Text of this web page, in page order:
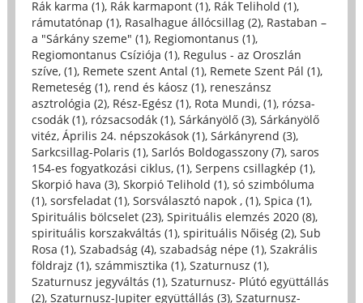
Rák karma (1), Rák karmapont (1), Rák Telihold (1),
rámutatónap (1), Rasalhague állócsillag (2), Rastaban –
a "Sárkány szeme" (1), Regiomontanus (1),
Regiomontanus Csíziója (1), Regulus - az Oroszlán
szíve, (1), Remete szent Antal (1), Remete Szent Pál (1),
Remeteség (1), rend és káosz (1), reneszánsz
asztrológia (2), Rész-Egész (1), Rota Mundi, (1), rózsa-
csodák (1), rózsacsodák (1), Sárkányölő (3), Sárkányölő
vitéz, Április 24. népszokások (1), Sárkányrend (3),
Sarkcsillag-Polaris (1), Sarlós Boldogasszony (7), saros
154-es fogyatkozási ciklus, (1), Serpens csillagkép (1),
Skorpió hava (3), Skorpió Telihold (1), só szimbóluma
(1), sorsfeladat (1), Sorsválasztó napok , (1), Spica (1),
Spirituális bölcselet (23), Spirituális elemzés 2020 (8),
spirituális korszakváltás (1), spirituális Nőiség (2), Sub
Rosa (1), Szabadság (4), szabadság népe (1), Szakrális
földrajz (1), számmisztika (1), Szaturnusz (1),
Szaturnusz jegyváltás (1), Szaturnusz- Plútó együttállás
(2), Szaturnusz-Jupiter együttállás (3), Szaturnusz-